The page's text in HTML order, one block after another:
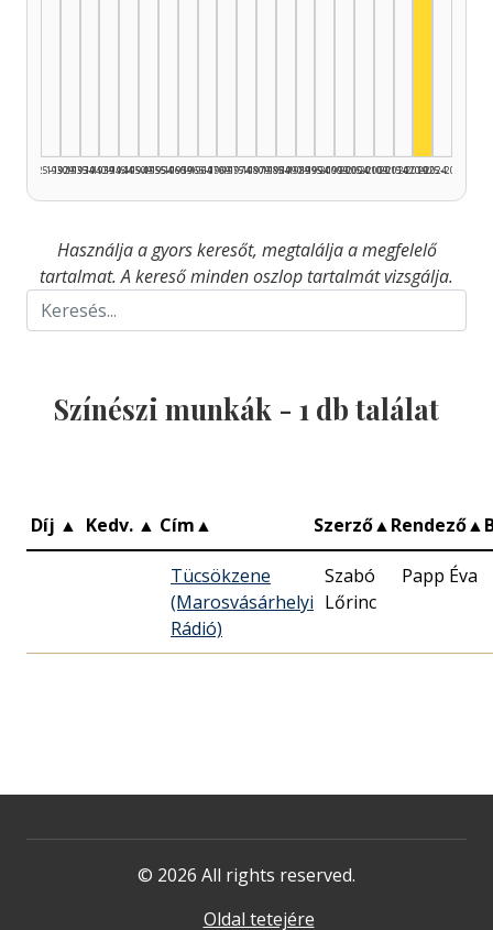
1925–1929
1930–1934
1935–1939
1940–1944
1945–1949
1950–1954
1955–1959
1960–1964
1965–1969
1970–1974
1975–1979
1980–1984
1985–1989
1990–1994
1995–1999
2000–2004
2005–2009
2010–2014
2015–2019
2020–2024
2025–2026
Használja a gyors keresőt, megtalálja a megfelelő
tartalmat. A kereső minden oszlop tartalmát vizsgálja.
Színészi munkák - 1 db találat
Díj ▲ Kedv. ▲ Cím▲ Szerző▲Rendező▲
Tücsökzene
(Marosvásárhelyi
Rádió)
Szabó
Lőrinc
Papp Éva
© 2026 All rights reserved.
Oldal tetejére